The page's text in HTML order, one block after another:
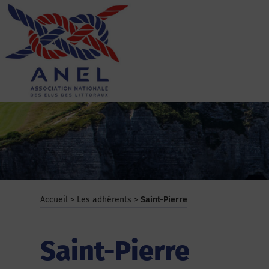
Aller
contenu
ANEL
Accueil > Les adhérents > Saint-Pierre
Saint-Pierre